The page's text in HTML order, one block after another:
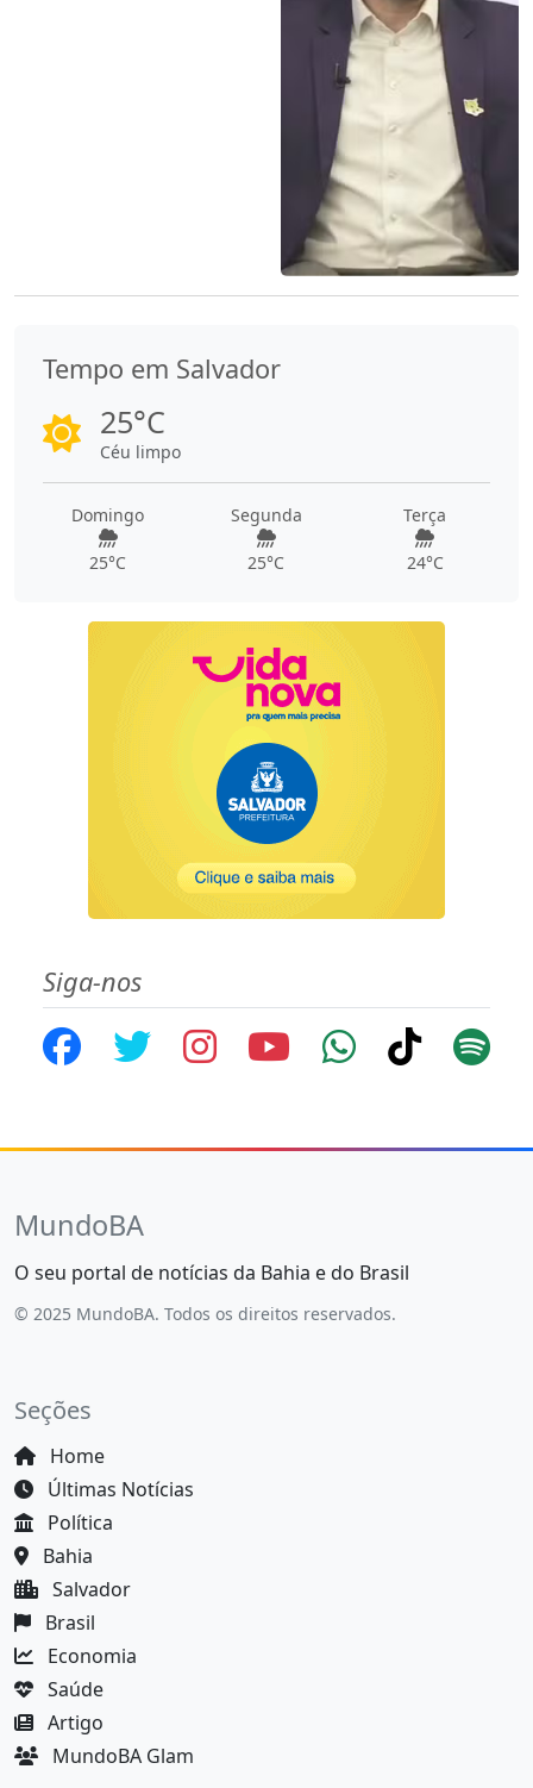
Tempo em Salvador
25°C
Céu limpo
Domingo
25°C
Segunda
25°C
Terça
24°C
Siga-nos
MundoBA
O seu portal de notícias da Bahia e do Brasil
© 2025 MundoBA. Todos os direitos reservados.
Seções
Home
Últimas Notícias
Política
Bahia
Salvador
Brasil
Economia
Saúde
Artigo
MundoBA Glam